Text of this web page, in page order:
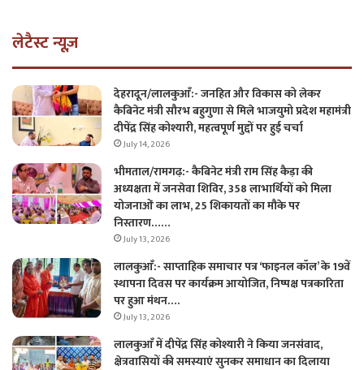
लेटैस्ट न्यूज़
देहरादून/लालकुआँ:- जनहित और विकास को लेकर
कैबिनेट मंत्री सौरभ बहुगुणा से मिले भाजयुमो प्रदेश महामंत्री
दीपेंद्र सिंह कोश्यारी, महत्वपूर्ण मुद्दों पर हुई चर्चा
July 14, 2026
भीमताल/रामगढ़:- कैबिनेट मंत्री राम सिंह कैड़ा की
अध्यक्षता में जनसेवा शिविर, 358 लाभार्थियों को मिला
योजनाओं का लाभ, 25 शिकायतों का मौके पर
निस्तारण……
July 13, 2026
लालकुआँ:- साप्ताहिक समाचार पत्र ‘फाइनल कॉल’ के 19वें
स्थापना दिवस पर कार्यक्रम आयोजित, निष्पक्ष पत्रकारिता
पर हुआ मंथन….
July 13, 2026
लालकुआँ में दीपेंद्र सिंह कोश्यारी ने किया जनसंवाद,
क्षेत्रवासियों की समस्याएं सुनकर समाधान का दिलाया